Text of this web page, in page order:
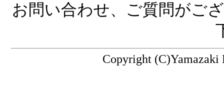
お問い合わせ、ご質問がご
Copyright